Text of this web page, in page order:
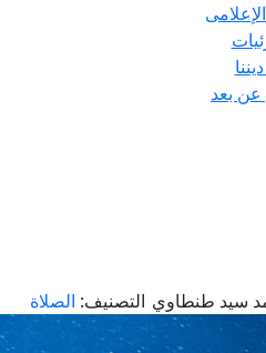
عن بعد
سيد طنطاوي التصنيف: الصلاة